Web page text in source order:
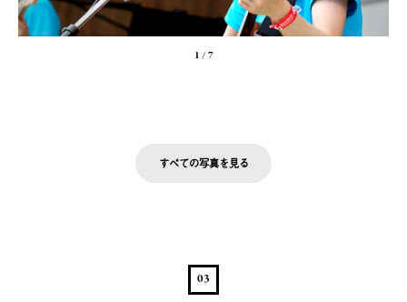
1/7
すべての写真を見る
03